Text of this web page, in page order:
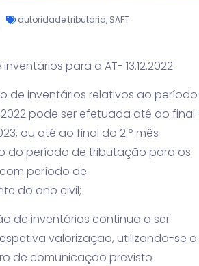
autoridade tributaria, SAFT
para a AT- 13.12.2022
de inventários relativos ao período
pode ser efetuada até ao final
ou até ao final do 2.º mês
do período de tributação para os
período de
do ano civil;
de inventários continua a ser
valorização, utilizando-se o
de comunicação previsto